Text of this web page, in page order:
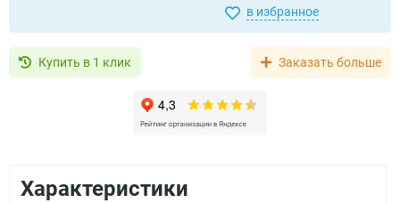
в избранное
Купить в 1 клик Заказать больше
Характеристики